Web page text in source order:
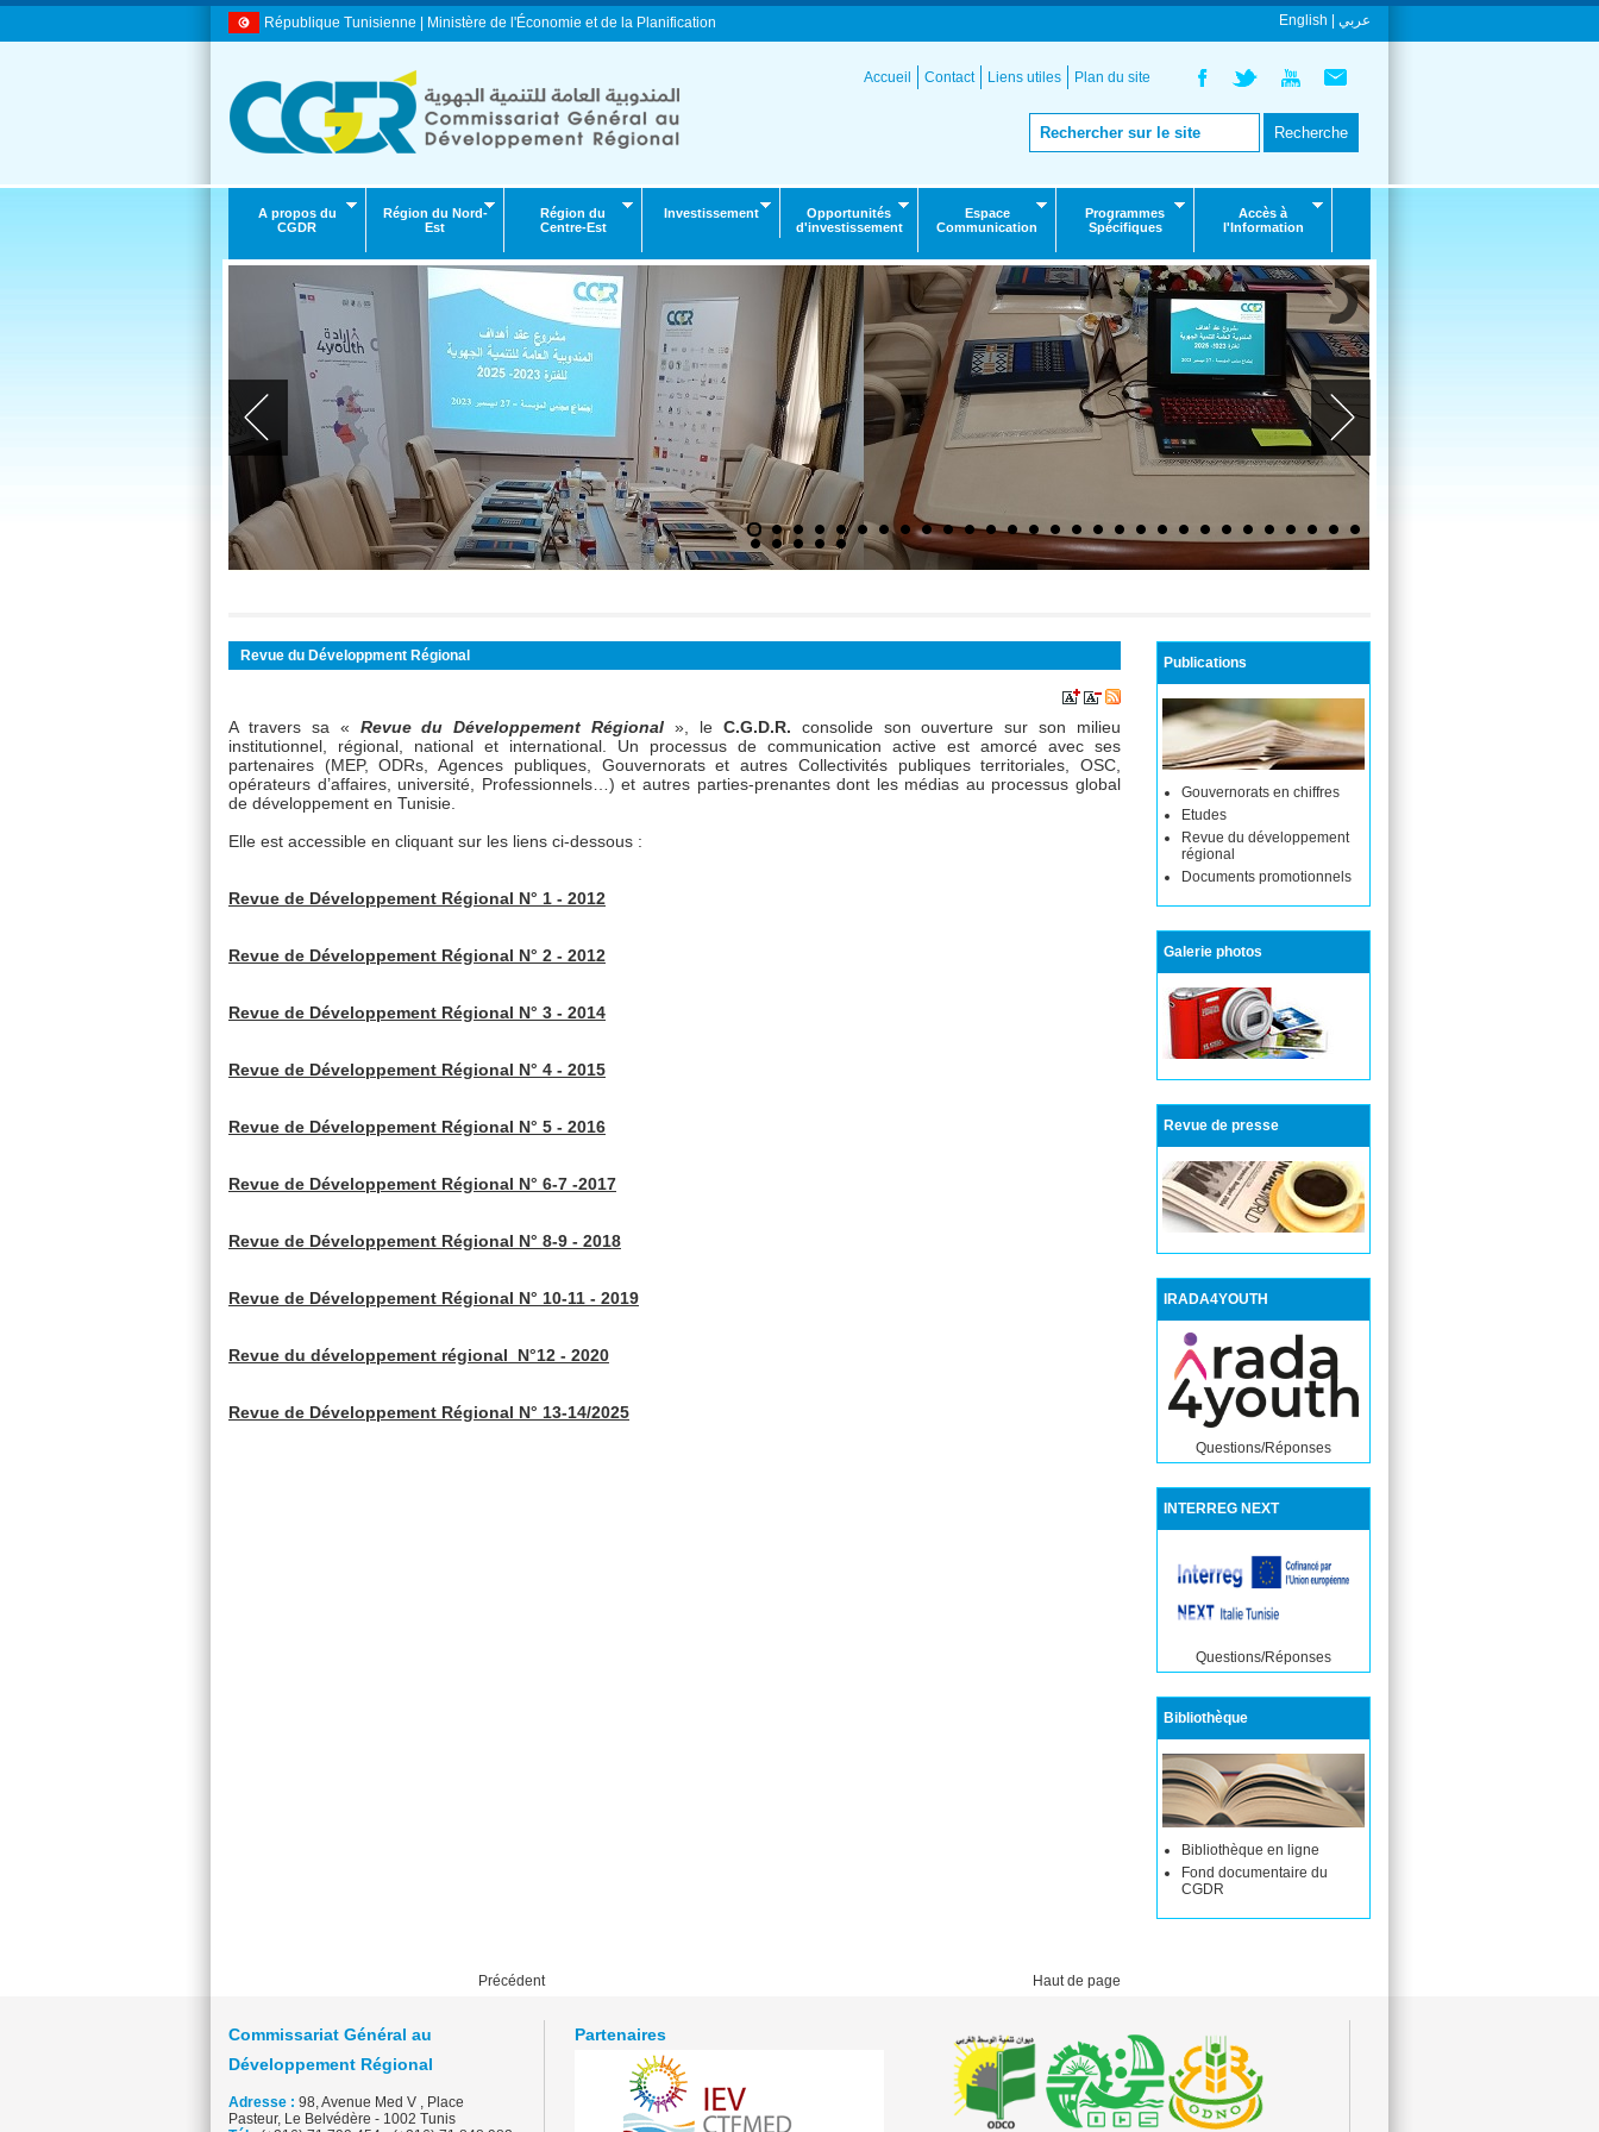
République Tunisienne | Ministère de l'Économie et de la Planification English | عربي
Plan du site
Liens utiles
Contact
Accueil
A propos du
CGDR
Région du Nord-
Est
Région du
Centre-Est
Investissement
Opportunités
d'investissement
Espace
Communication
Programmes
Spécifiques
Accès à
l'Information
Publications
Gouvernorats en chiffres
Etudes
Revue du développement
régional
Documents promotionnels
Galerie photos
Revue de presse
IRADA4YOUTH
Questions/Réponses
INTERREG NEXT
Questions/Réponses
Bibliothèque
Bibliothèque en ligne
Fond documentaire du
CGDR
Revue du Développment Régional
A travers sa « Revue du Développement Régional », le C.G.D.R. consolide son ouverture sur son milieu
institutionnel, régional, national et international. Un processus de communication active est amorcé avec ses
partenaires (MEP, ODRs, Agences publiques, Gouvernorats et autres Collectivités publiques territoriales, OSC,
opérateurs d’affaires, université, Professionnels…) et autres parties-prenantes dont les médias au processus global
de développement en Tunisie.
Elle est accessible en cliquant sur les liens ci-dessous :
Revue de Développement Régional N° 1 - 2012
Revue de Développement Régional N° 2 - 2012
Revue de Développement Régional N° 3 - 2014
Revue de Développement Régional N° 4 - 2015
Revue de Développement Régional N° 5 - 2016
Revue de Développement Régional N° 6-7 -2017
Revue de Développement Régional N° 8-9 - 2018
Revue de Développement Régional N° 10-11 - 2019
Revue du développement régional N°12 - 2020
Revue de Développement Régional N° 13-14/2025
Précédent Haut de page
Commissariat Général au
Développement Régional
Adresse : 98, Avenue Med V , Place
Pasteur, Le Belvédère - 1002 Tunis
Partenaires